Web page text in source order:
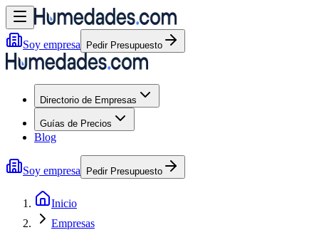
Soy empresa Pedir Presupuesto
Directorio de Empresas
Guías de Precios
Blog
Soy empresa Pedir Presupuesto
Inicio
Empresas